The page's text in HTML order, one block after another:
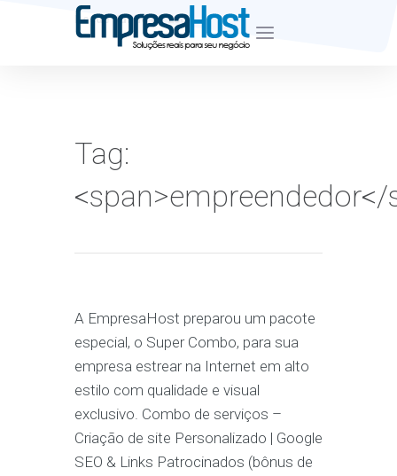
Desde Junho de 2007
Tag:
<span>empreendedor</
A EmpresaHost preparou um pacote
especial, o Super Combo, para sua
empresa estrear na Internet em alto
estilo com qualidade e visual
exclusivo. Combo de serviços –
Criação de site Personalizado | Google
SEO & Links Patrocinados (bônus de